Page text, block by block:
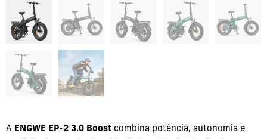
A ENGWE EP-2 3.0 Boost combina potência, autonomia e